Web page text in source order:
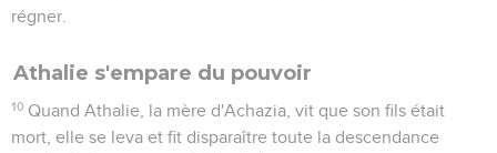
régner.
Athalie s'empare du pouvoir
10 Quand Athalie, la mère d'Achazia, vit que son fils était
mort, elle se leva et fit disparaître toute la descendance